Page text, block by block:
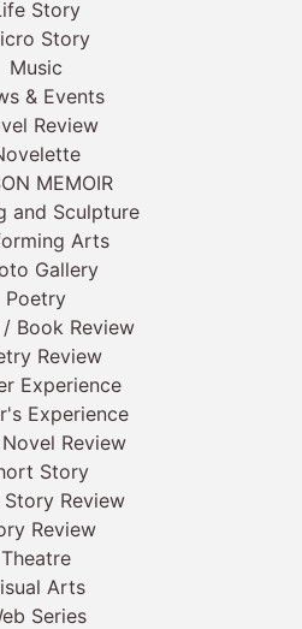
Story
Story
Music
& Events
Review
MEMOIR
and Sculpture
Arts
Gallery
Poetry
Book Review
Review
Experience
Experience
Review
Story
Review
Review
Theatre
Arts
Series